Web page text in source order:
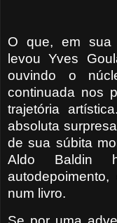
O que, em sua
levou Yves
ouvindo o
continuada nos
trajetória
absoluta
de sua súbita
Aldo Baldin
num livro.